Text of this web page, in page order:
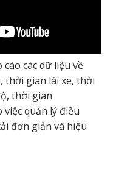
các dữ liệu về
thời gian lái xe, thời
thời gian
quản lý điều
đơn giản và hiệu